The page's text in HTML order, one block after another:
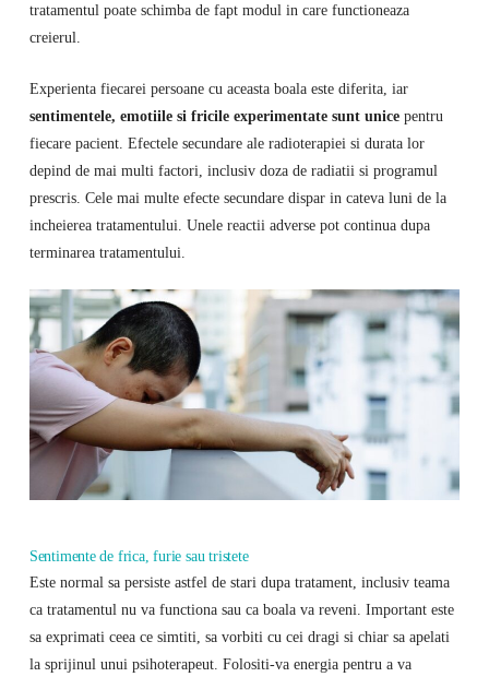
tratamentul poate schimba de fapt modul in care functioneaza
creierul.
Experienta fiecarei persoane cu aceasta boala este diferita, iar
sentimentele, emotiile si fricile experimentate sunt unicepentru
fiecare pacient. Efectele secundare ale radioterapiei si durata lor
depind de mai multi factori, inclusiv doza de radiatii si programul
prescris. Cele mai multe efecte secundare dispar in cateva luni de la
incheierea tratamentului. Unele reactii adverse pot continua dupa
terminarea tratamentului.
Sentimente de frica, furie sau tristete
Este normal sa persiste astfel de stari dupa tratament, inclusiv teama
ca tratamentul nu va functiona sau ca boala va reveni. Important este
sa exprimati ceea ce simtiti, sa vorbiti cu cei dragi si chiar sa apelati
la sprijinul unui psihoterapeut. Folositi-va energia pentru a va